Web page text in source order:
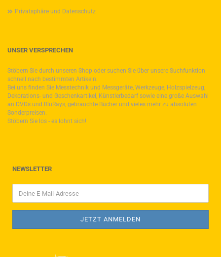
Privatsphäre und Datenschutz
UNSER VERSPRECHEN
Stöbern Sie durch unseren Shop oder suchen Sie über unsere Suchfunktion
schnell nach bestimmten Artikeln.
Bei uns finden Sie Messtechnik und Messgeräte, Werkzeuge, Holzspielzeug,
Dekorations- und Geschenkartikel, Künstlerbedarf sowie eine große Auswahl
an DVDs und BluRays, gebrauchte Bücher und vieles mehr zu absoluten
Sonderpreisen.
Stöbern Sie los - es lohnt sich!
NEWSLETTER